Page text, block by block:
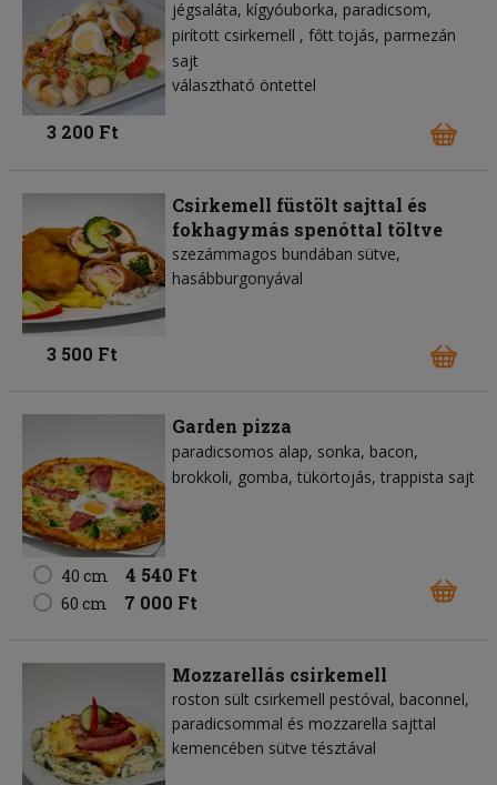
jégsaláta kígyóuborka paradicsom
pirított csirkemell
főtt tojás parmezán
sajt
választható öntettel
3 200 Ft
Csirkemell füstölt sajttal és
fokhagymás spenóttal töltve
szezámmagos bundában sütve,
hasábburgonyával
3 500 Ft
Garden pizza
paradicsomos alap sonka bacon
brokkoli gomba tükörtojás trappista sajt
40 cm 4 540 Ft
60 cm 7 000 Ft
Mozzarellás csirkemell
roston sült csirkemell pestóval, baconnel,
paradicsommal és mozzarella sajttal
kemencében sütve tésztával